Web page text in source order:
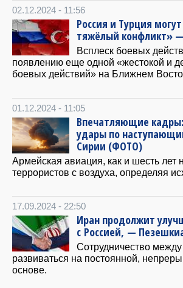
02.12.2024 - 11:56
Россия и Турция
тяжёлый конфликт»
Всплеск боевых
появлению еще одной «жестокой и
боевых действий» на Ближнем
01.12.2024 - 11:05
Впечатляющие кадры:
удары по
Сирии (ФОТО)
Армейская авиация, как и шесть лет
террористов с воздуха, определяя
17.09.2024 - 22:50
Иран продолжит
с Россией, —
Сотрудничество
развиваться на постоянной,
основе.